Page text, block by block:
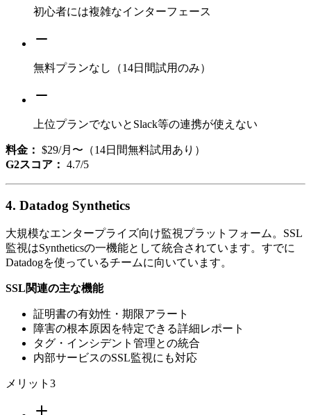
初心者には複雑なインターフェース
無料プランなし（14日間試用のみ）
上位プランでないとSlack等の連携が使えない
料金： $29/月〜（14日間無料試用あり）
G2スコア： 4.7/5
4. Datadog Synthetics
大規模なエンタープライズ向け監視プラットフォーム。SSL
監視はSyntheticsの一機能として統合されています。すでに
Datadogを使っているチームに向いています。
SSL関連の主な機能
証明書の有効性・期限アラート
障害の根本原因を特定できる詳細レポート
タグ・インシデント管理との統合
内部サービスのSSL監視にも対応
メリット 3